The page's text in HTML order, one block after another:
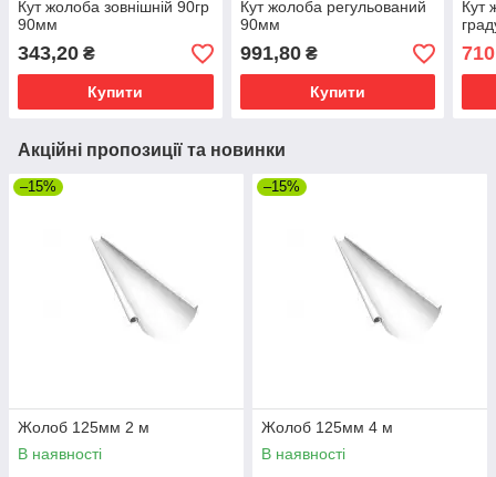
Кут жолоба зовнішній 90гр
90мм
343,20 ₴
Купити
Кут жолоба регульований
90мм
991,80₴
Купити
Кут
710
Акційні пропозиції та новинки
–15%
Жолоб 125мм 2 м
В наявності
–15%
Жолоб 125мм 4 м
В наявності